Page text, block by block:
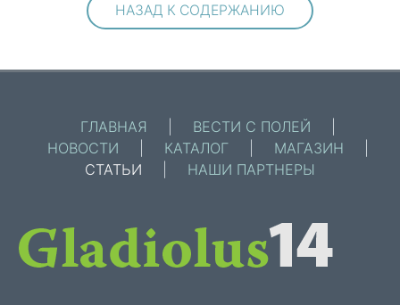
НАЗАД К СОДЕРЖАНИЮ
ГЛАВНАЯ ВЕСТИ С ПОЛЕЙ
НОВОСТИ
КАТАЛОГ МАГАЗИН
СТАТЬИ
НАШИ ПАРТНЕРЫ